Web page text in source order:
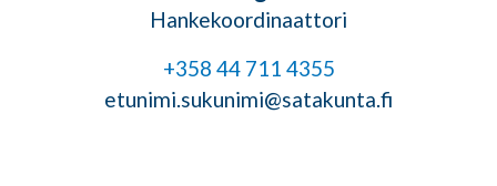
Hankekoordinaattori
+358 44 711 4355
etunimi.sukunimi@satakunta.fi